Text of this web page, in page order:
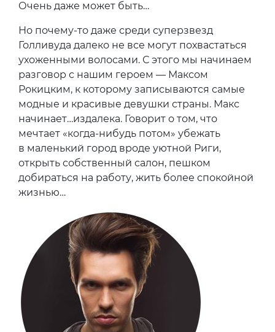
Очень даже может быть…
Но почему-то даже среди суперзвезд
Голливуда далеко не все могут похвастаться
ухоженными волосами. С этого мы начинаем
разговор с нашим героем — Максом
Рокицким, к которому записываются самые
модные и красивые девушки страны. Макс
начинает…издалека. Говорит о том, что
мечтает «когда-нибудь потом» убежать
в маленький город вроде уютной Риги,
открыть собственный салон, пешком
добираться на работу, жить более спокойной
жизнью…